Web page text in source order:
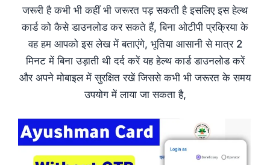
जरूरी है कभी भी कहीं भी जरूरत पड़ सकती है इसलिए इस हेल्थ
कार्ड को कैसे डाउनलोड कर सकते हैं, बिना ओटीपी प्रक्रिया के
वह हम आपको इस लेख में बताएंगे, भूतिया आसानी से मात्र 2
मिनट में बिना उड़ाती थी दर्द करें यह हेल्थ कार्ड डाउनलोड करें
और अपने मोबाइल में सुरक्षित रखें जिससे कभी भी जरूरत के समय
उपयोग में लाया जा सकता है,